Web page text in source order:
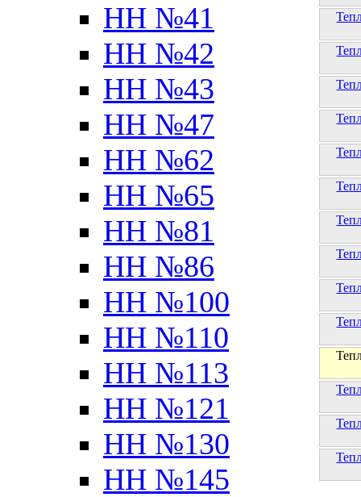
НН №41
НН №42
НН №43
НН №47
НН №62
НН №65
НН №81
НН №86
НН №100
НН №110
НН №113
НН №121
НН №130
НН №145